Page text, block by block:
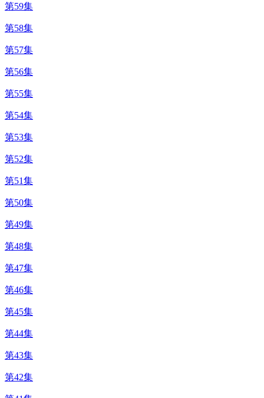
第59集
第58集
第57集
第56集
第55集
第54集
第53集
第52集
第51集
第50集
第49集
第48集
第47集
第46集
第45集
第44集
第43集
第42集